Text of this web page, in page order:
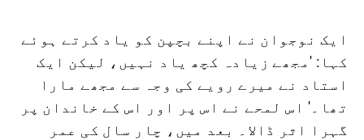
ایک نوجوان نے اپنے بچپن کو یاد کرتے ہوئے
کہا: 'مجھے زیادہ کچھ یاد نہیں، لیکن ایک
استاد نے میرے رویے کی وجہ سے مجھے مارا
تھا۔' اس لمحے نے اس پر اور اس کے خاندان پر
گہرا اثر ڈالا۔ بعد میں، چار سال کی عمر